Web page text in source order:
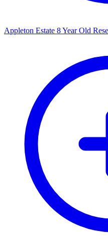
Appleton Estate 8 Year Old